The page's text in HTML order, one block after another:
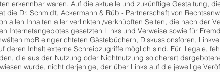
erkennbar waren. Auf die aktuelle und zukünftige Gestaltung,
die Dr. Schmidt, Ackermann & Rüb - Partnerschaft von
allen Inhalten aller verlinkten /verknüpften Seiten, die nach der
Internetangebotes gesetzten Links und Verweise sowie für
mbB eingerichteten Gästebüchern, Diskussionsforen,
deren Inhalt externe Schreibzugriffe möglich sind. Für illegale,
die aus der Nutzung oder Nichtnutzung solcherart
wurde, nicht derjenige, der über Links auf die jeweilige